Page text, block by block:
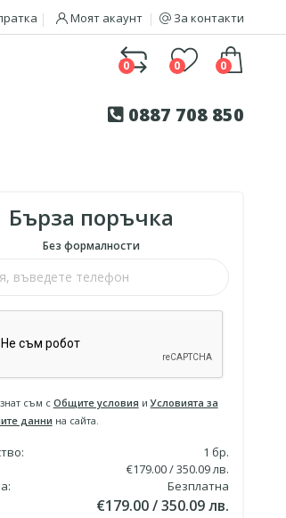
Моят акаунт За контакти
0 0 0
0887 708 850
Бърза поръчка
Без формалности
съм с Общите условия иУсловията за
данни на сайта.
1 бр.
€179.00 / 350.09 лв.
Безплатна
€179.00 / 350.09 лв.